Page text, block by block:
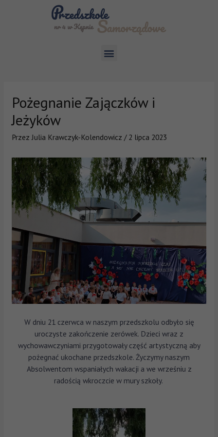
Pożegnanie Zajączków i
Jeżyków
Przez Julia Krawczyk-Kolendowicz / 2 lipca 2023
W dniu 21 czerwca w naszym przedszkolu odbyło się
uroczyste zakończenie zerówek. Dzieci wraz z
wychowawczyniami przygotowały część artystyczną aby
pożegnać ukochane przedszkole. Życzymy naszym
Absolwentom wspaniałych wakacji a we wrześniu z
radością wkroczcie w mury szkoły.